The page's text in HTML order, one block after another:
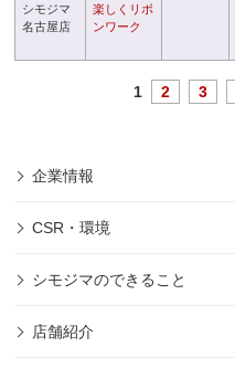
シモジマ
名古屋店
楽しくリボ
ンワーク
1 2 3
企業情報
CSR・環境
シモジマのできること
店舗紹介